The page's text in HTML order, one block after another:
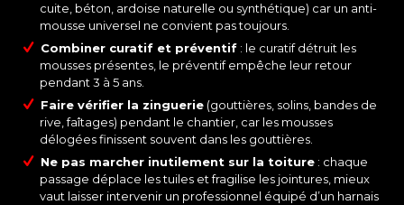
cuite, béton, ardoise naturelle ou synthétique) car un anti-
mousse universel ne convient pas toujours.
Combiner curatif et préventif : le curatif détruit les
mousses présentes, le préventif empêche leur retour
pendant 3 à 5 ans.
Faire vérifier la zinguerie (gouttières, solins, bandes de
rive, faîtages) pendant le chantier, car les mousses
délogées finissent souvent dans les gouttières.
Ne pas marcher inutilement sur la toiture : chaque
passage déplace les tuiles et fragilise les jointures, mieux
vaut laisser intervenir un professionnel équipé d’un harnais